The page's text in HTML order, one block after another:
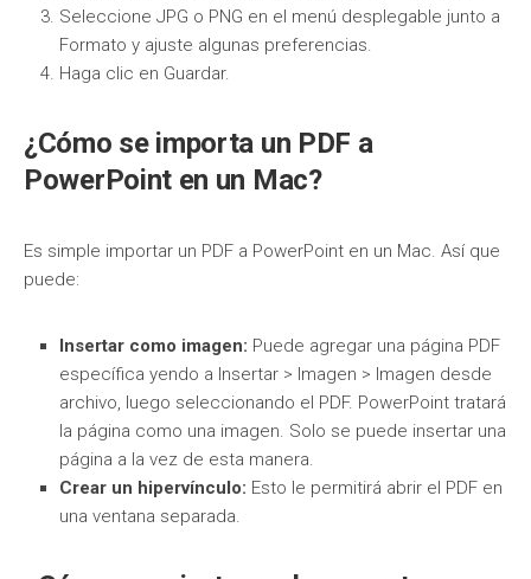
Seleccione JPG o PNG en el menú desplegable junto a
Formato y ajuste algunas preferencias.
Haga clic en Guardar.
¿Cómo se importa un PDF a
PowerPoint en un Mac?
Es simple importar un PDF a PowerPoint en un Mac. Así que
puede:
Insertar como imagen: Puede agregar una página PDF
específica yendo a Insertar > Imagen > Imagen desde
archivo, luego seleccionando el PDF. PowerPoint tratará
la página como una imagen. Solo se puede insertar una
página a la vez de esta manera.
Crear un hipervínculo: Esto le permitirá abrir el PDF en
una ventana separada.